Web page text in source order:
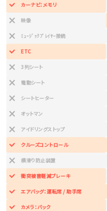
カーナビ：メモリ
映像
ﾐｭｰｼﾞｯｸﾌﾟﾚｲﾔｰ接続
ETC
3列シート
電動シート
シートヒーター
オットマン
アイドリングストップ
クルーズコントロール
横滑り防止装置
衝突被害軽減ブレーキ
エアバッグ：運転席 / 助手席
カメラ：バック